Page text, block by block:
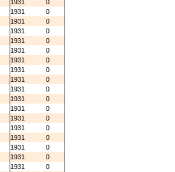
1931
0
1931
0
1931
0
1931
0
1931
0
1931
0
1931
0
1931
0
1931
0
1931
0
1931
0
1931
0
1931
0
1931
0
1931
0
1931
0
1931
0
1931
0